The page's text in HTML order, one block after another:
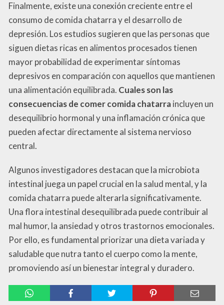
Finalmente, existe una conexión creciente entre el
consumo de comida chatarra y el desarrollo de
depresión. Los estudios sugieren que las personas que
siguen dietas ricas en alimentos procesados tienen
mayor probabilidad de experimentar síntomas
depresivos en comparación con aquellos que mantienen
una alimentación equilibrada. Cuales son las
consecuencias de comer comida chatarraincluyen un
desequilibrio hormonal y una inflamación crónica que
pueden afectar directamente al sistema nervioso
central.
Algunos investigadores destacan que la microbiota
intestinal juega un papel crucial en la salud mental, y la
comida chatarra puede alterarla significativamente.
Una flora intestinal desequilibrada puede contribuir al
mal humor, la ansiedad y otros trastornos emocionales.
Por ello, es fundamental priorizar una dieta variada y
saludable que nutra tanto el cuerpo como la mente,
promoviendo así un bienestar integral y duradero.